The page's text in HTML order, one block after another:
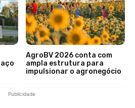
AgroBV 2026 conta com
ampla estrutura para
impulsionar o agronegócio
Publicidade